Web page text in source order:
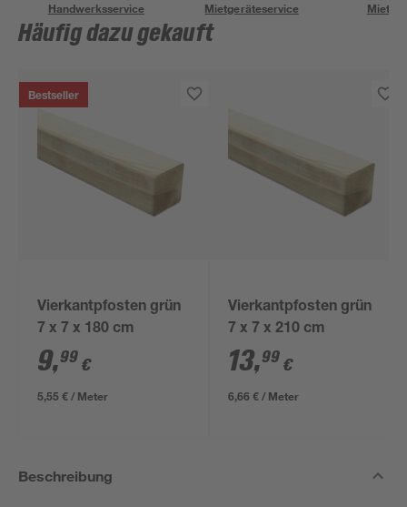
Handwerksservice Mietgeräteservice
Häufig dazu gekauft
Bestseller
Vierkantpfosten grün
7 x 7 x 180 cm
9,99 €
5,55 € / Meter
Vierkantpfosten grün
7 x 7 x 210 cm
13,99 €
6,66 € / Meter
Beschreibung